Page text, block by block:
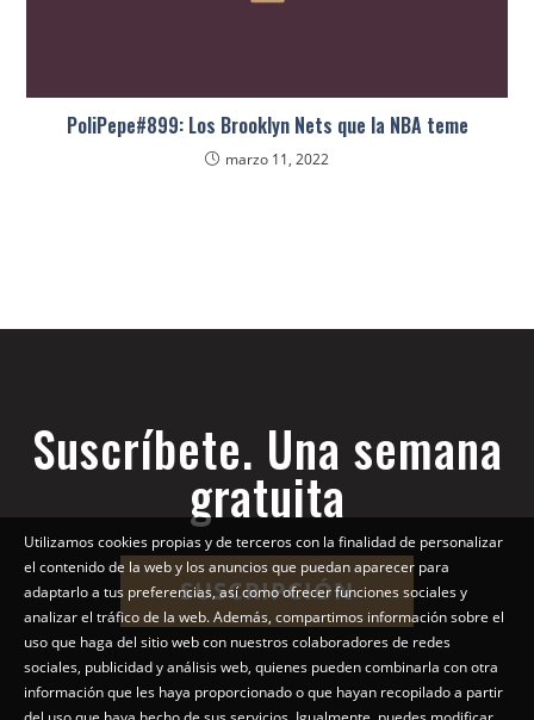
PoliPepe#899: Los Brooklyn Nets que la NBA teme
marzo 11, 2022
Suscríbete. Una semana
gratuita
SUSCRIPCIÓN
Utilizamos cookies propias y de terceros con la finalidad de personalizar
el contenido de la web y los anuncios que puedan aparecer para
adaptarlo a tus preferencias, así como ofrecer funciones sociales y
analizar el tráfico de la web. Además, compartimos información sobre el
uso que haga del sitio web con nuestros colaboradores de redes
sociales, publicidad y análisis web, quienes pueden combinarla con otra
información que les haya proporcionado o que hayan recopilado a partir